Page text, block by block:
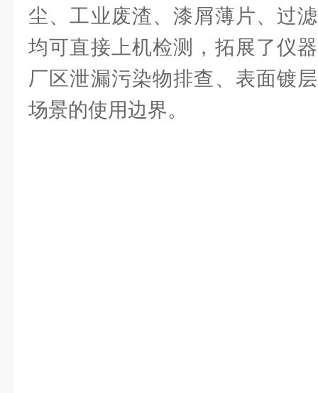
尘、工业废渣、漆屑薄片、过
均可直接上机检测，拓展了仪
厂区泄漏污染物排查、表面镀
场景的使用边界。